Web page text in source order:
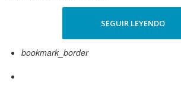
SEGUIR LEYENDO
bookmark_border